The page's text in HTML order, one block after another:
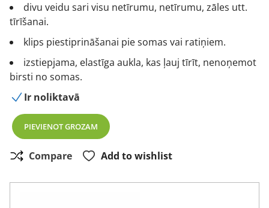
divu veidu sari visu netīrumu, netīrumu, zāles utt.
tīrīšanai.
klips piestiprināšanai pie somas vai ratiņiem.
izstiepjama, elastīga aukla, kas ļauj tīrīt, nenoņemot
birsti no somas.
Ir noliktavā
PIEVIENOT GROZAM
Compare Add to wishlist